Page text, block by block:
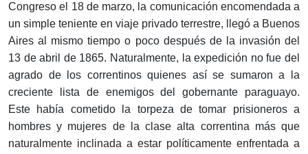
Congreso el 18 de marzo, la comunicación encomendada a
un simple teniente en viaje privado terrestre, llegó a Buenos
Aires al mismo tiempo o poco después de la invasión del
13 de abril de 1865. Naturalmente, la expedición no fue del
agrado de los correntinos quienes así se sumaron a la
creciente lista de enemigos del gobernante paraguayo.
Este había cometido la torpeza de tomar prisioneros a
hombres y mujeres de la clase alta correntina más que
naturalmente inclinada a estar políticamente enfrentada a